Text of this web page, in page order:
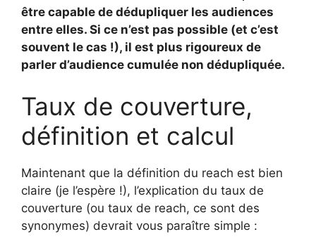
être capable de dédupliquer les audiences
entre elles. Si ce n’est pas possible (et c’est
souvent le cas !), il est plus rigoureux de
parler d’audience cumulée non dédupliquée.
Taux de couverture,
définition et calcul
Maintenant que la définition du reach est bien
claire (je l’espère !), l’explication du taux de
couverture (ou taux de reach, ce sont des
synonymes) devrait vous paraître simple :